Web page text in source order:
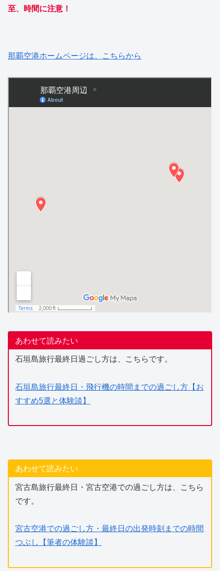
至、時間に注意！
那覇空港ホームページは、こちらから
あわせて読みたい
石垣島旅行最終日過ごし方は、こちらです。
石垣島旅行最終日・飛行機の時間までの過ごし方【お
すすめ5選と体験談】
あわせて読みたい
宮古島旅行最終日・宮古空港での過ごし方は、こちら
です。
宮古空港での過ごし方・最終日の出発時刻までの時間
つぶし【筆者の体験談】